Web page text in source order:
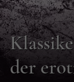
der